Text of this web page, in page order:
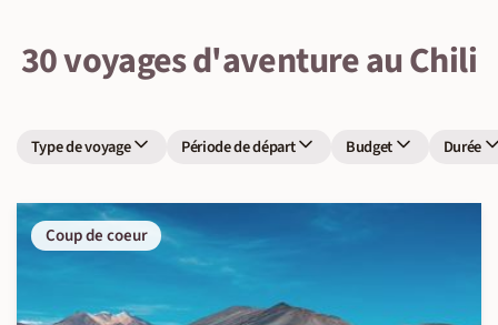
30 voyages d'aventure au Chili
Type de voyage Période de départ Budget Durée
Coup de coeur